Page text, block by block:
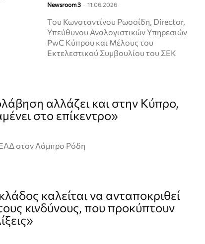
Newsroom 3 - 11.06.2026
Tου Κωνσταντίνου Ρωσσίδη, Director,
Υπεύθυνου Αναλογιστικών Υπηρεσιών
PwC Κύπρου και Μέλους του
Εκτελεστικού Συμβουλίου του ΣEK
αλλάζει και στην Κύπρο,
στο επίκεντρο»
στον Λάμπρο Ρόδη
καλείται να ανταποκριθεί
κινδύνους, που προκύπτουν